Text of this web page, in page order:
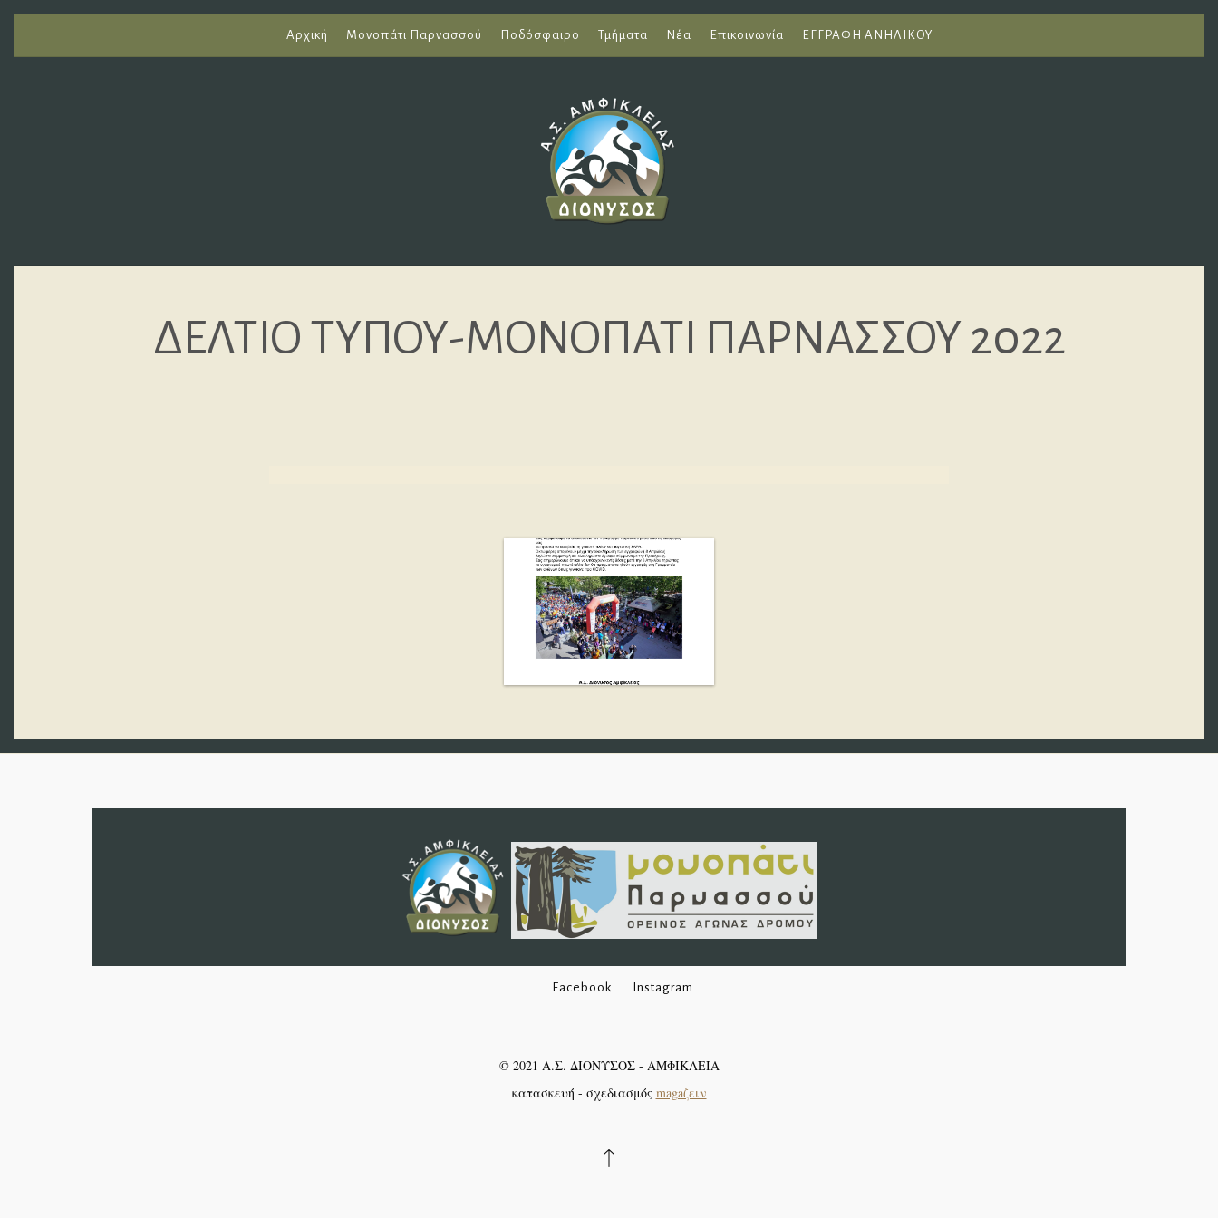
Αρχική Μονοπάτι Παρνασσού Ποδόσφαιρο Τμήματα Νέα Επικοινωνία ΕΓΓΡΑΦΗ ΑΝΗΛΙΚΟΥ
ΔΕΛΤΙΟ ΤΥΠΟΥ-ΜΟΝΟΠΑΤΙ ΠΑΡΝΑΣΣΟΥ 2022
Facebook Instagram
© 2021 Α.Σ. ΔΙΟΝΥΣΟΣ - ΑΜΦΙΚΛΕΙΑ
κατασκευή - σχεδιασμός magaζειν